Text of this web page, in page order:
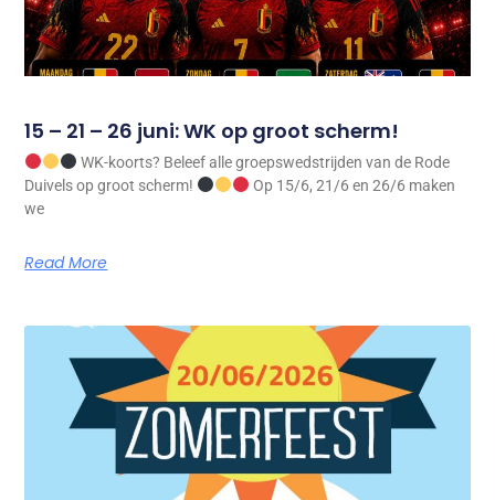
15 – 21 – 26 juni: WK op groot scherm!
WK-koorts? Beleef alle groepswedstrijden van de Rode
Duivels op groot scherm!
Op 15/6, 21/6 en 26/6 maken
we
Read More